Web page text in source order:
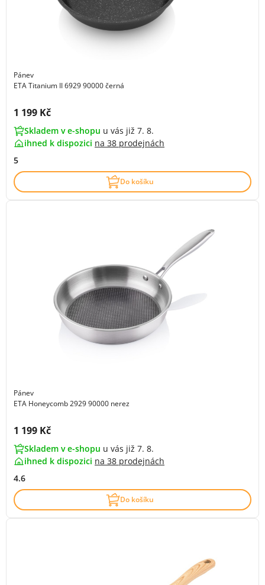
Pánev
ETA Titanium II 6929 90000 černá
Cena s DPH:
1 199 Kč
Skladem v e-shopu u vás již 7. 8.
ihned k dispozici na 38 prodejnách
5
Do košíku
Pánev
ETA Honeycomb 2929 90000 nerez
Cena s DPH:
1 199 Kč
Skladem v e-shopu u vás již 7. 8.
ihned k dispozici na 38 prodejnách
4.6
Do košíku